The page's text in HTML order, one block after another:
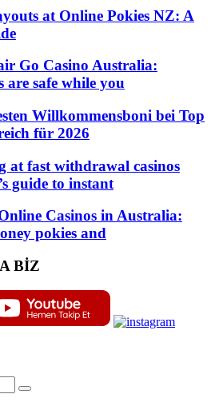
at Online Pokies NZ: A
Go Casino Australia:
safe while you
Willkommensboni bei Top
für 2026
at fast withdrawal casinos
guide to instant
Casinos in Australia:
pokies and
BİZ